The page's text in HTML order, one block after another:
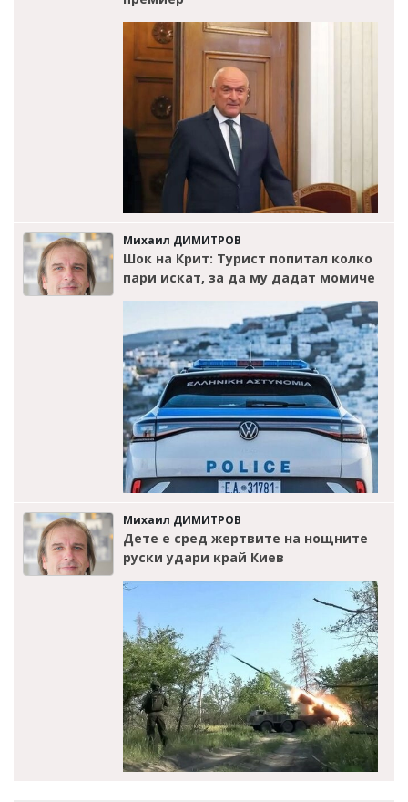
Михаил ДИМИТРОВ
Шок на Крит: Турист попитал колко
пари искат, за да му дадат момиче
Михаил ДИМИТРОВ
Дете е сред жертвите на нощните
руски удари край Киев